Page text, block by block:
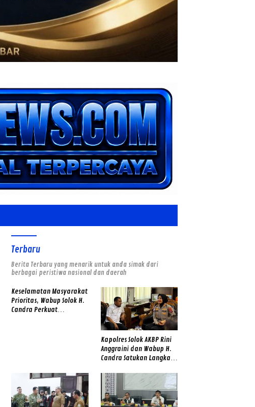
Terbaru
Berita Terbaru yang menarik untuk anda simak dari
berbagai peristiwa nasional dan daerah
Keselamatan Masyarakat
Prioritas, Wabup Solok H.
Candra Perkuat
Kapolres Solok AKBP Rini
Anggraini dan Wabup H.
Candra Satukan Langkah,
Benteng Lawan Narkoba
di Kabupaten Solok